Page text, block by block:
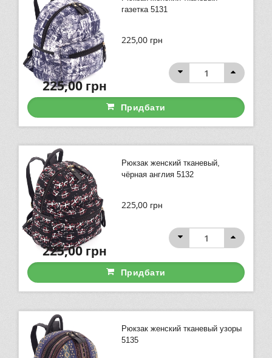
газетка 5131
225,00 грн
225,00грн
Придбати
Рюкзак женский тканевый,
чёрная англия 5132
225,00 грн
225,00грн
Придбати
Рюкзак женский тканевый узоры
5135